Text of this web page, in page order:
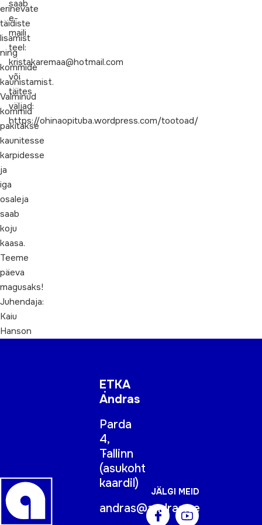
erinevate
täidiste
lisamist
ning
kommide
kaunistamist.
Valminud
kommid
pakitakse
kaunitesse
karpidesse
ja
iga
osaleja
saab
koju
kaasa.
Teeme
päeva
magusaks!
Juhendaja:
Kaiu
Hanson
saab
e-
maili
teel:
kristakaremaa@hotmail.com
või
täites
väljad:
https://ohinaopituba.wordpress.com/tootoad/
ETKA
Andras
Parda
4,
Tallinn
(asukoht
kaardil)
andras@andras.ee
JÄLGI MEID